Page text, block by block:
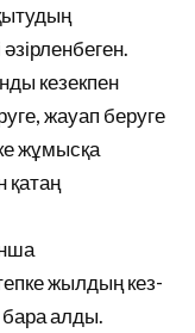
кезекпен
жауап беруге
жұмысқа
қатаң
жылдың кез-
бара алды.